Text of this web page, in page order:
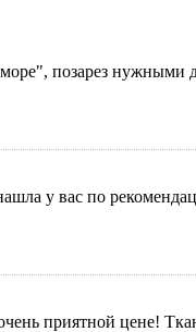
море", позарез нужными
у вас по
приятной цене!